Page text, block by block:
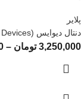
پلایر
دنتال دیوایس (Dental Devices)
3,250,000 تومان –